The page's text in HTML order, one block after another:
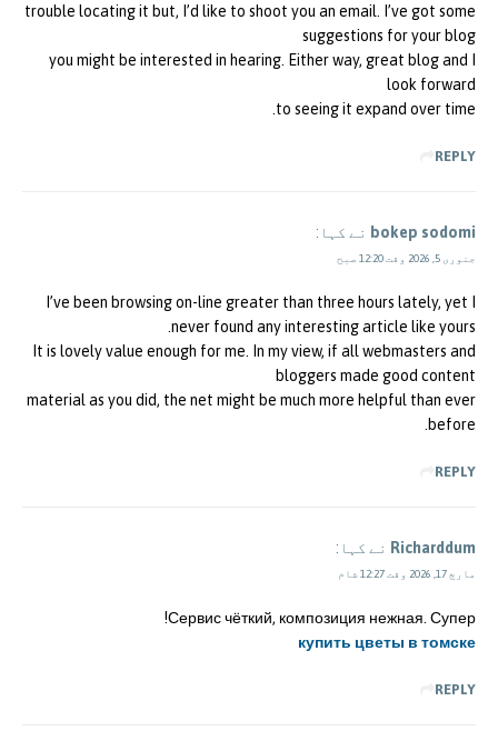
trouble locating it but, I’d like to shoot you an email. I’ve got some
suggestions for your blog
you might be interested in hearing. Either way, great blog and I
look forward
to seeing it expand over time.
REPLY
bokep sodomi نے کہا:
جنوری 5, 2026 وقت 12:20 صبح
I’ve been browsing on-line greater than three hours lately, yet I
never found any interesting article like yours.
It is lovely value enough for me. In my view, if all webmasters and
bloggers made good content
material as you did, the net might be much more helpful than ever
before.
REPLY
Richarddum نے کہا:
مارچ 17, 2026 وقت 12:27 شام
Сервис чёткий, композиция нежная. Супер!
купить цветы в томске
REPLY